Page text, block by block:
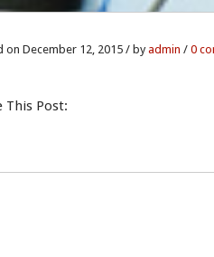
on December 12, 2015 / byadmin / 0
This Post: